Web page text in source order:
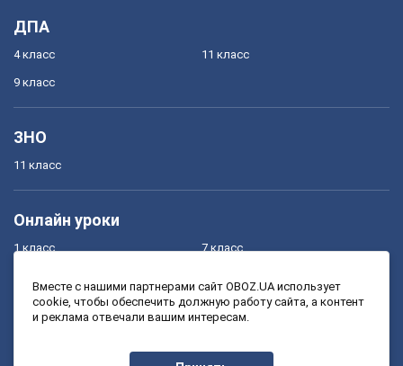
ДПА
4 класс
9 класс
11 класс
ЗНО
11 класс
Онлайн уроки
1 класс
3 класс
7 класс
9 класс
Вместе с нашими партнерами сайт OBOZ.UA использует
cookie, чтобы обеспечить должную работу сайта, а контент
и реклама отвечали вашим интересам.